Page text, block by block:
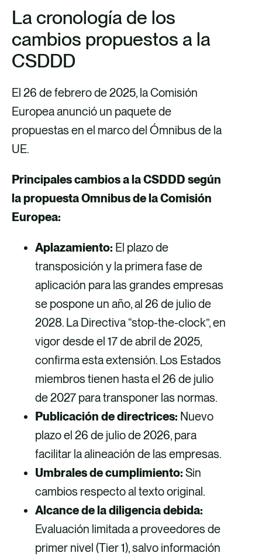
La cronología de los
cambios propuestos a la
CSDDD
El 26 de febrero de 2025, la Comisión
Europea anunció un paquete de
propuestas en el marco del Ómnibus de la
UE.
Principales cambios a la CSDDD según
la propuesta Omnibus de la Comisión
Europea:
Aplazamiento: El plazo de
transposición y la primera fase de
aplicación para las grandes empresas
se pospone un año, al 26 de julio de
2028. La Directiva “stop-the-clock”, en
vigor desde el 17 de abril de 2025,
confirma esta extensión. Los Estados
miembros tienen hasta el 26 de julio
de 2027 para transponer las normas.
Publicación de directrices: Nuevo
plazo el 26 de julio de 2026, para
facilitar la alineación de las empresas.
Umbrales de cumplimiento: Sin
cambios respecto al texto original.
Alcance de la diligencia debida:
Evaluación limitada a proveedores de
primer nivel (Tier 1), salvo información